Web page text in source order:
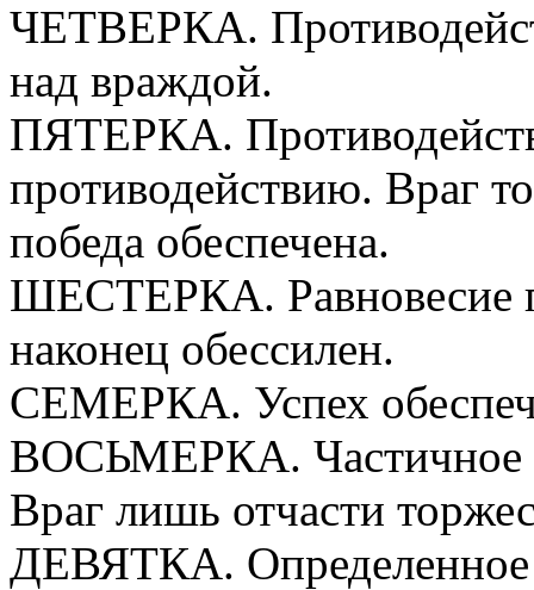
ЧЕТВЕРКА.
над враждой.
ПЯТЕРКА.
противодействию. Враг
победа обеспечена.
ШЕСТЕРКА. Равновесие
наконец обессилен.
СЕМЕРКА. Успех
ВОСЬМЕРКА. Частичное
Враг лишь отчасти
ДЕВЯТКА. Определенное